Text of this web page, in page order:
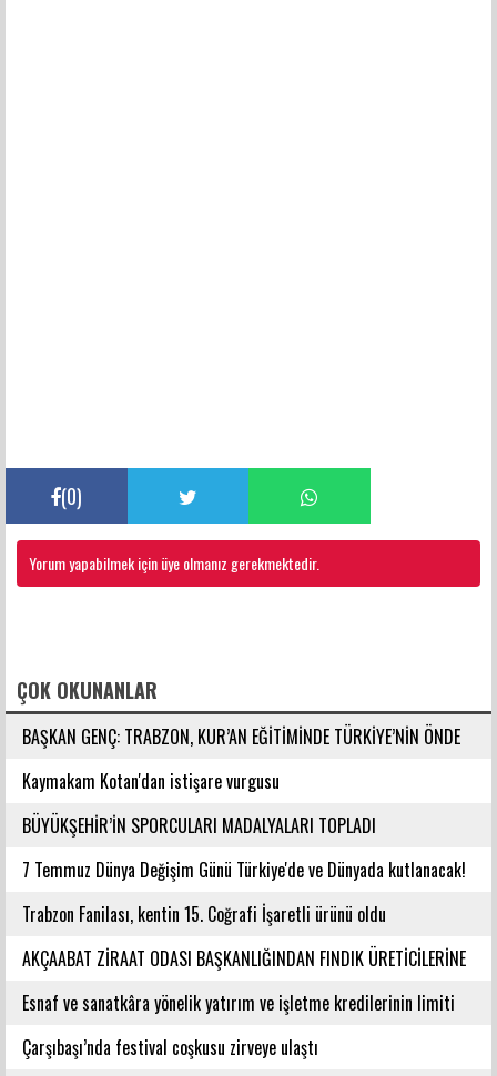
(0)
Yorum yapabilmek için üye olmanız gerekmektedir.
ÇOK OKUNANLAR
BAŞKAN GENÇ: TRABZON, KUR’AN EĞİTİMİNDE TÜRKİYE’NİN ÖNDE
GELEN ŞEHİRLERİNDENDİR
Kaymakam Kotan'dan istişare vurgusu
BÜYÜKŞEHİR’İN SPORCULARI MADALYALARI TOPLADI
7 Temmuz Dünya Değişim Günü Türkiye'de ve Dünyada kutlanacak!
Trabzon Fanilası, kentin 15. Coğrafi İşaretli ürünü oldu
AKÇAABAT ZİRAAT ODASI BAŞKANLIĞINDAN FINDIK ÜRETİCİLERİNE
AĞUSTOS AYI İÇİN UYARI!
Esnaf ve sanatkâra yönelik yatırım ve işletme kredilerinin limiti
artırıldı
Çarşıbaşı’nda festival coşkusu zirveye ulaştı